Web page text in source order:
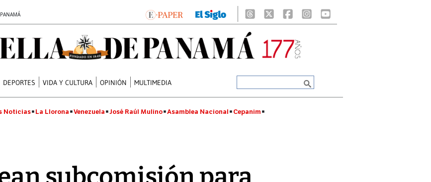
DEPORTES VIDA Y CULTURA OPINIÓN MULTIMEDIA
Noticias La Llorona Venezuela José Raúl Mulino Asamblea Nacional Cepanim